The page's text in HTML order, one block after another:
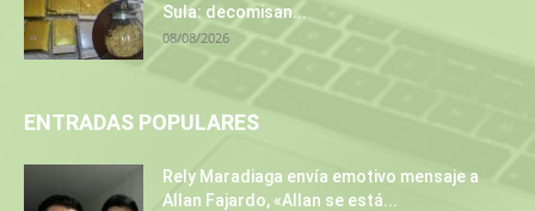
Sula: decomisan...
08/08/2026
ENTRADAS POPULARES
Rely Maradiaga envía emotivo mensaje a
Allan Fajardo, «Allan se está...